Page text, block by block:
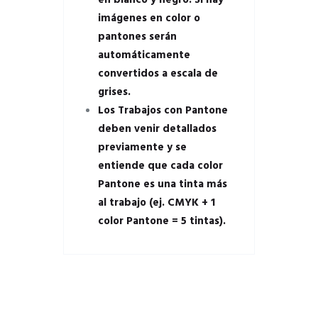
imágenes en color o
pantones serán
automáticamente
convertidos a escala de
grises.
Los Trabajos con Pantone
deben venir detallados
previamente y se
entiende que cada color
Pantone es una tinta más
al trabajo (ej. CMYK + 1
color Pantone = 5 tintas).